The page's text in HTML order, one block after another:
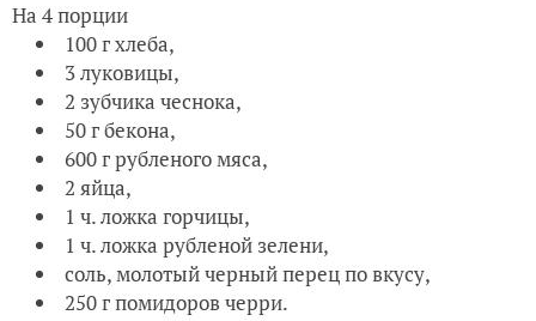
На 4 порции
100 г хлеба,
3 луковицы,
2 зубчика чеснока,
50 г бекона,
600 г рубленого мяса,
2 яйца,
1 ч. ложка горчицы,
1 ч. ложка рубленой зелени,
соль, молотый черный перец по вкусу,
250 г помидоров черри.